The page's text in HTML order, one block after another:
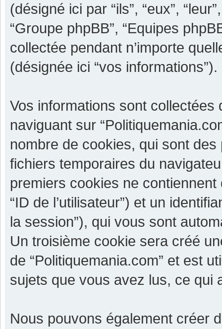
(désigné ici par “ils”, “eux”,
“Groupe phpBB”, “Equipes
collectée pendant n’importe
(désignée ici “vos informations”).
Vos informations sont
naviguant sur
nombre de cookies, qui sont
fichiers temporaires du
premiers cookies ne contiennent
“ID de l’utilisateur”) et un
la session”), qui vous sont
Un troisième cookie sera créé
de “Politiquemania.com” et est
sujets que vous avez lus, ce qui
Nous pouvons également créer